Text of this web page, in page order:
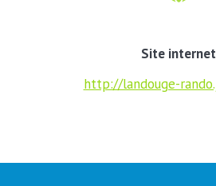
Site internet
http://landouge-